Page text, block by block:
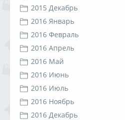
2015 Декабрь
2016 Январь
2016 Февраль
2016 Апрель
2016 Май
2016 Июнь
2016 Июль
2016 Ноябрь
2016 Декабрь